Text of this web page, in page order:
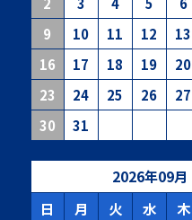
9
10 11 12 13
16
17 18 19 20
23
24 25 26 27
30
31
2026年09月
日
月 火 水 木